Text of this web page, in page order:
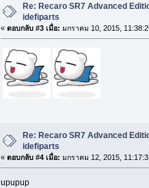
Re: Recaro SR7 Advanced
idefiparts
« ตอบกลับ #3 เมื่อ: มกราคม 10, 2015,
Re: Recaro SR7 Advanced
idefiparts
« ตอบกลับ #4 เมื่อ: มกราคม 12, 2015,
upupup